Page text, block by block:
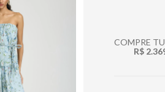
COMPRE
R$